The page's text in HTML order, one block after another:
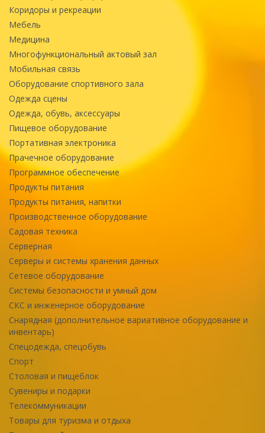
Коридоры и рекреации
Мебель
Медицина
Многофункциональный актовый зал
Мобильная связь
Оборудование спортивного зала
Одежда сцены
Одежда, обувь, аксессуары
Пищевое оборудование
Портативная электроника
Прачечное оборудование
Программное обеспечение
Продукты питания
Продукты питания, напитки
Производственное оборудование
Садовая техника
Серверная
Серверы и системы хранения данных
Сетевое оборудование
Системы безопасности и умный дом
СКС и инженерное оборудование
Снарядная (дополнительное вариативное оборудование и
инвентарь)
Спецодежда, спецобувь
Спорт
Столовая и пищеблок
Сувениры и подарки
Телекоммуникации
Товары для туризма и отдыха